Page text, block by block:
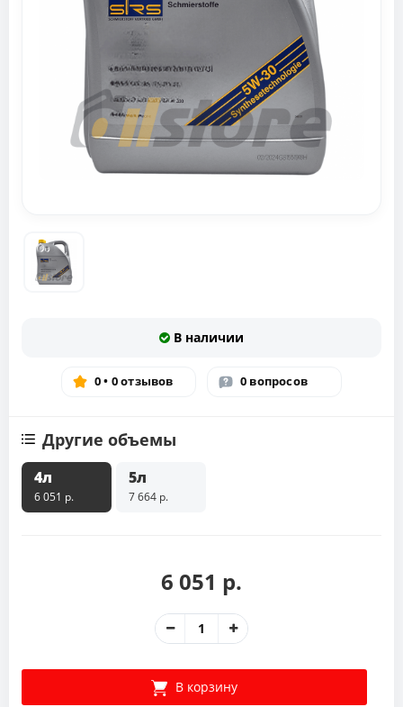
В наличии
0 • 0 отзывов 0 вопросов
Другие объемы
4л
6 051 р.
5л
7 664 р.
6 051 р.
В корзину